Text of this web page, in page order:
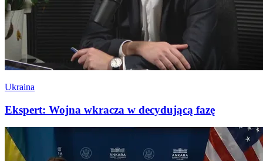
Ukraina
Ekspert: Wojna wkracza w decydującą fazę